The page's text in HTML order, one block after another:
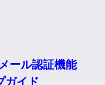
ール認証機能
ガイド